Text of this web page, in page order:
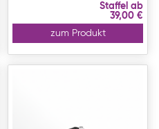
Staffel ab
39,00 €
zum Produkt